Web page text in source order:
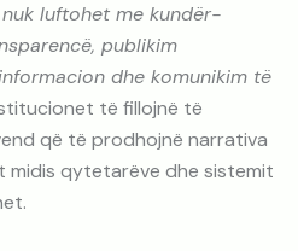
nuk luftohet me kundër-
publikim
dhe komunikim të
të fillojnë të
që të prodhojnë narrativa
midis qytetarëve dhe sistemit